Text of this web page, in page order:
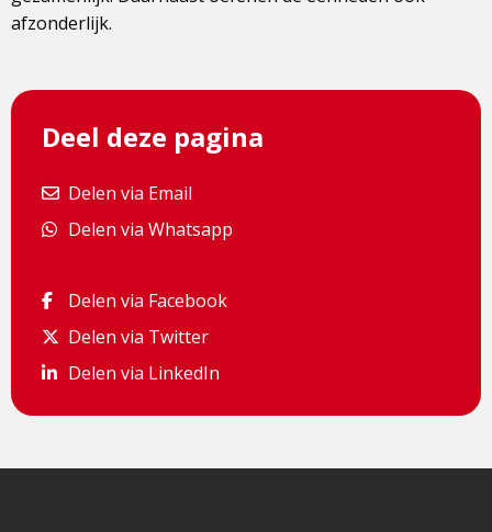
afzonderlijk.
Deel deze pagina
Delen via Email
Delen via Email
Delen via Whatsapp
Delen via Whatsapp
Delen via Facebook
Delen via Facebook
Delen via Twitter
Delen via Twitter
Delen via LinkedIn
Delen via LinkedIn